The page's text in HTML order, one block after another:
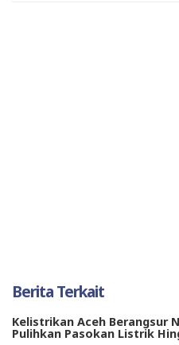
Berita Terkait
Kelistrikan Aceh Berangsur
Pulihkan Pasokan Listrik